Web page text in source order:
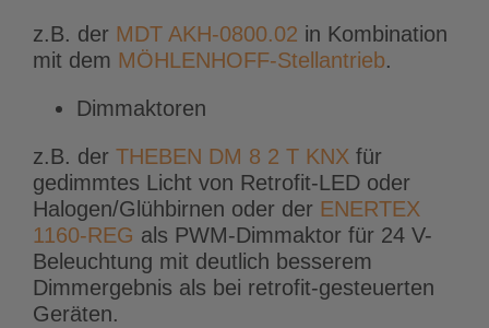
z.B. der MDT AKH-0800.02 in Kombination
mit dem MÖHLENHOFF-Stellantrieb.
Dimmaktoren
z.B. der THEBEN DM 8 2 T KNX für
gedimmtes Licht von Retrofit-LED oder
Halogen/Glühbirnen oder der ENERTEX
1160-REG als PWM-Dimmaktor für 24 V-
Beleuchtung mit deutlich besserem
Dimmergebnis als bei retrofit-gesteuerten
Geräten.